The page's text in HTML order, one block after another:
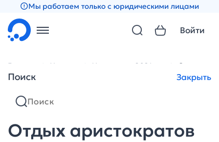
Мы работаем только с юридическими лицами
Поиск Закрыть
Войти
Главная Новости Новости за 2021 год Отдых
Отдых аристократов